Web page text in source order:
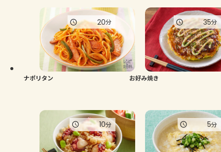
ナポリタン
20分
お好み焼き
35分
10分 5分